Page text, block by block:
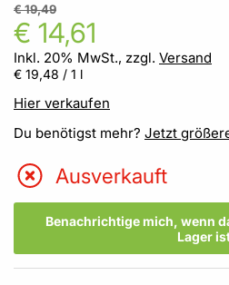
€ 14,61
€ 19,49
Inkl. 20% MwSt., zzgl. Versand
€ 19,48 / 1 l
Hier verkaufen
Du benötigst mehr? Jetzt
Ausverkauft
Benachrichtige mich, wenn
Lager